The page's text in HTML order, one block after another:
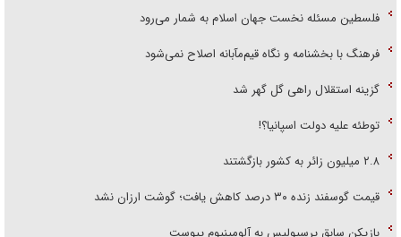
فلسطین مسئله نخست جهان اسلام به شمار می‌رود
فرهنگ با بخشنامه و نگاه قیم‌مآبانه اصلاح نمی‌شود
گزینه استقلال راهی گل گهر شد
توطئه علیه دولت اسپانیا؟!
۲.۸ میلیون زائر به کشور بازگشتند
قیمت گوسفند زنده ۳۰ درصد کاهش یافت؛ گوشت ارزان نشد
بازیکن سابق پرسپولیس به آلومینیوم پیوست